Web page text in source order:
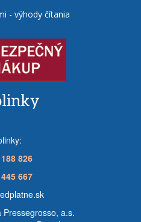
- výhody čítania
826
667
Pressegrosso, a.s.